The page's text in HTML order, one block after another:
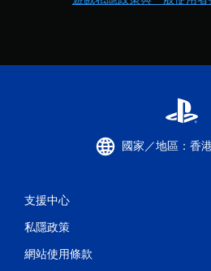
國家／地區：香
支援中心
私隱政策
網站使用條款